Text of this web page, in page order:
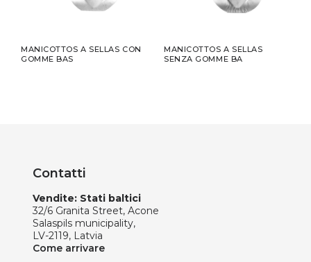
MANICOTTOS A SELLAS CON
GOMME BAS
MANICOTTOS A SELLAS
SENZA GOMME BA
Contatti
Vendite: Stati baltici
32/6 Granita Street, Acone
Salaspils municipality,
LV-2119, Latvia
Come arrivare